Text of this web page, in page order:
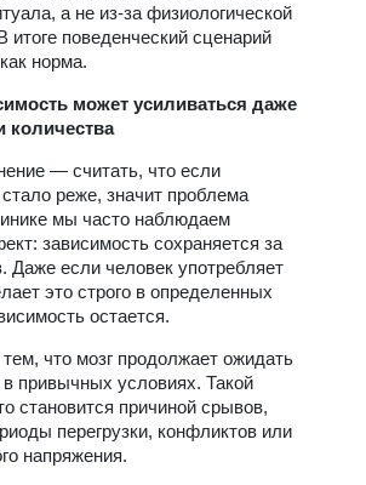
а не из-за физиологической
итоге поведенческий сценарий
норма.
может усиливаться даже
количества
— считать, что если
реже, значит проблема
мы часто наблюдаем
зависимость сохраняется за
Даже если человек употребляет
это строго в определенных
остается.
что мозг продолжает ожидать
в привычных условиях. Такой
становится причиной срывов,
перегрузки, конфликтов или
напряжения.